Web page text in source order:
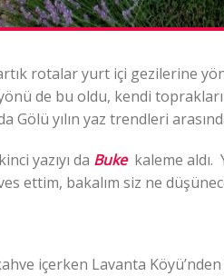
rotalar yurt içi gezilerine
de bu oldu, kendi
Gölü yılın yaz trendleri
yazıyı da Bukekaleme aldı.
ettim, bakalım siz ne
içerken Lavanta Köyü’nden